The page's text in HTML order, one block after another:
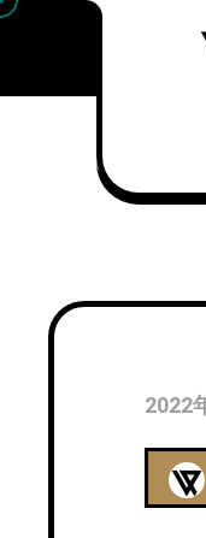
2022